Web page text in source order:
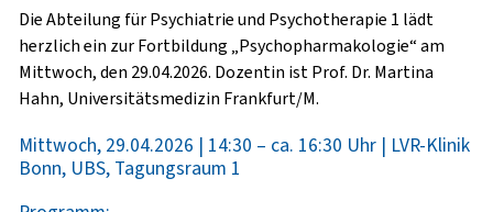
Die Abteilung für Psychiatrie und Psychotherapie 1 lädt
herzlich ein zur Fortbildung „Psychopharmakologie“ am
Mittwoch, den 29.04.2026. Dozentin ist Prof. Dr. Martina
Hahn, Universitätsmedizin Frankfurt/M.
Mittwoch, 29.04.2026 | 14:30 – ca. 16:30 Uhr | LVR-Klinik
Bonn, UBS, Tagungsraum 1